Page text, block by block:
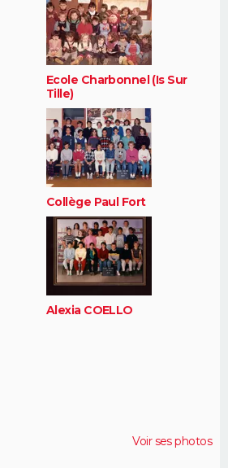
Ecole Charbonnel (Is Sur
Tille)
Collège Paul Fort
Alexia COELLO
Voir ses photos